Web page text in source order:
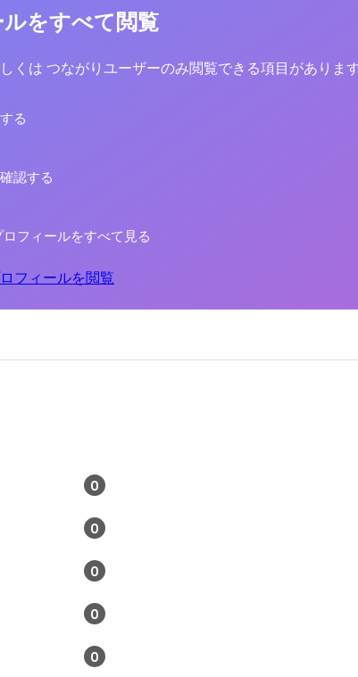
をすべて閲覧
くは つながりユーザーのみ閲覧できる項目がありま
る
認する
フィールをすべて見る
フィールを閲覧
0
0
0
0
0